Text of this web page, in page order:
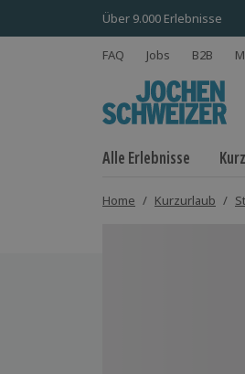
Über 9.000 Erlebnisse
FAQ Jobs B2B
Alle Erlebnisse
Home / Kurzurlaub /